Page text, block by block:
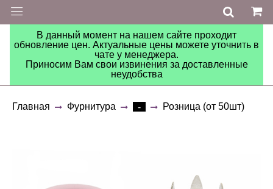
В данный момент на нашем сайте проходит
обновление цен. Актуальные цены можете уточнить в
чате у менеджера.
Приносим Вам свои извинения за доставленные
неудобства
Главная Фурнитура - Розница (от 50шт)